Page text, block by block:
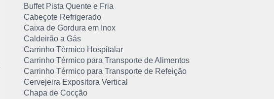
Buffet Pista Quente e Fria
Cabeçote Refrigerado
Caixa de Gordura em Inox
Caldeirão a Gás
Carrinho Térmico Hospitalar
Carrinho Térmico para Transporte de Alimentos
Carrinho Térmico para Transporte de Refeição
Cervejeira Expositora Vertical
Chapa de Cocção